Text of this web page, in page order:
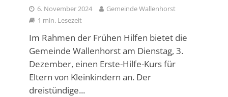
6. November 2024
Gemeinde Wallenhorst
1 min. Lesezeit
Im Rahmen der Frühen Hilfen bietet die
Gemeinde Wallenhorst am Dienstag, 3.
Dezember, einen Erste-Hilfe-Kurs für
Eltern von Kleinkindern an. Der
dreistündige...